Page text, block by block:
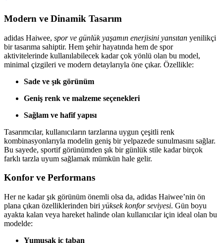
Modern ve Dinamik Tasarım
adidas Haiwee, spor ve günlük yaşamın enerjisini yansıtan yenilikçi
bir tasarıma sahiptir. Hem şehir hayatında hem de spor
aktivitelerinde kullanılabilecek kadar çok yönlü olan bu model,
minimal çizgileri ve modern detaylarıyla öne çıkar. Özellikle:
Sade ve şık görünüm
Geniş renk ve malzeme seçenekleri
Sağlam ve hafif yapısı
Tasarımcılar, kullanıcıların tarzlarına uygun çeşitli renk
kombinasyonlarıyla modelin geniş bir yelpazede sunulmasını sağlar.
Bu sayede, sportif görünümden şık bir günlük stile kadar birçok
farklı tarzla uyum sağlamak mümkün hale gelir.
Konfor ve Performans
Her ne kadar şık görünüm önemli olsa da, adidas Haiwee’nin ön
plana çıkan özelliklerinden biri yüksek konfor seviyesi. Gün boyu
ayakta kalan veya hareket halinde olan kullanıcılar için ideal olan bu
modelde:
Yumuşak iç taban